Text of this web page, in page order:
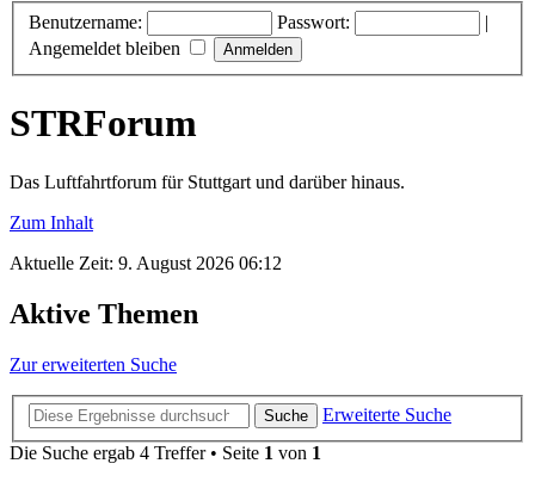
Benutzername: Passwort:
|
Angemeldet bleiben
STRForum
Das Luftfahrtforum für Stuttgart und darüber hinaus.
Zum Inhalt
Aktuelle Zeit: 9. August 2026 06:12
Aktive Themen
Zur erweiterten Suche
Suche
Erweiterte Suche
Die Suche ergab 4 Treffer • Seite 1 von 1